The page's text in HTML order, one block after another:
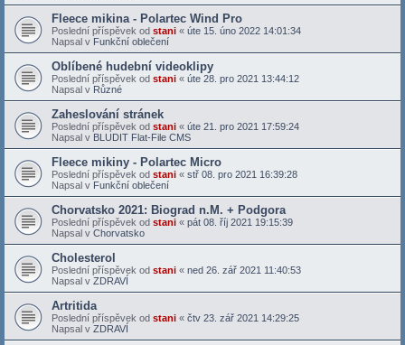
Fleece mikina - Polartec Wind Pro
Poslední příspěvek od stani « úte 15. úno 2022 14:01:34
Napsal v Funkční oblečení
Oblíbené hudební videoklipy
Poslední příspěvek od stani « úte 28. pro 2021 13:44:12
Napsal v Různé
Zaheslování stránek
Poslední příspěvek od stani « úte 21. pro 2021 17:59:24
Napsal v BLUDIT Flat-File CMS
Fleece mikiny - Polartec Micro
Poslední příspěvek od stani « stř 08. pro 2021 16:39:28
Napsal v Funkční oblečení
Chorvatsko 2021: Biograd n.M. + Podgora
Poslední příspěvek od stani « pát 08. říj 2021 19:15:39
Napsal v Chorvatsko
Cholesterol
Poslední příspěvek od stani « ned 26. zář 2021 11:40:53
Napsal v ZDRAVÍ
Artritida
Poslední příspěvek od stani « čtv 23. zář 2021 14:29:25
Napsal v ZDRAVÍ